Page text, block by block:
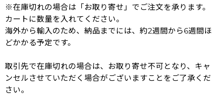
※在庫切れの場合は「お取り寄せ」でご注文を承ります。
カートに数量を入れてください。
海外から輸入のため、納品までには、約2週間から6週間ほ
どかかる予定です。
取引先で在庫切れの場合は、お取り寄せ不可となり、キャ
ンセルさせていただく場合がございますことをご了承くだ
さい。